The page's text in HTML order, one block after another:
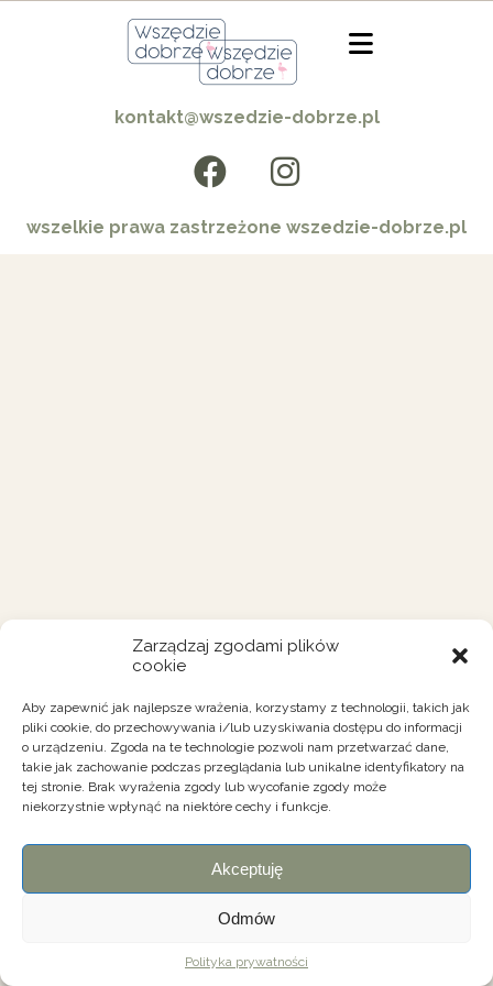
Zarządzaj zgodami plików
cookie
Aby zapewnić jak najlepsze wrażenia, korzystamy z technologii, takich jak
pliki cookie, do przechowywania i/lub uzyskiwania dostępu do informacji
o urządzeniu. Zgoda na te technologie pozwoli nam przetwarzać dane,
takie jak zachowanie podczas przeglądania lub unikalne identyfikatory na
tej stronie. Brak wyrażenia zgody lub wycofanie zgody może
niekorzystnie wpłynąć na niektóre cechy i funkcje.
Akceptuję
Odmów
Polityka prywatności
kontakt@wszedzie-dobrze.pl
wszelkie prawa zastrzeżone wszedzie-dobrze.pl